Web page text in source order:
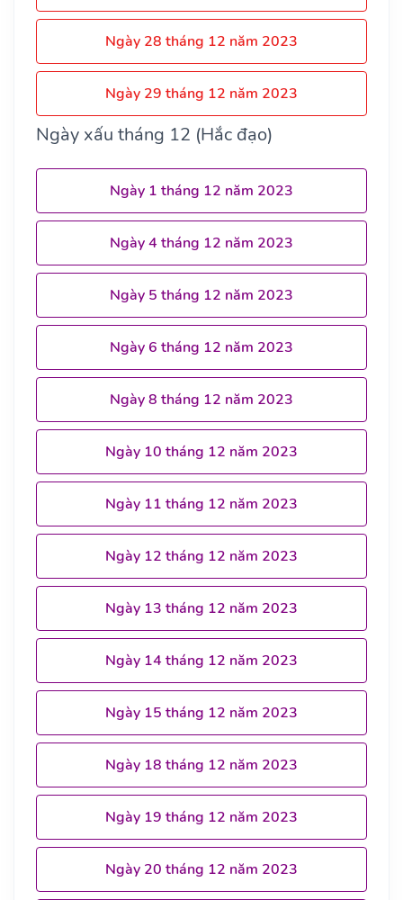
Ngày 28 tháng 12 năm 2023
Ngày 29 tháng 12 năm 2023
Ngày xấu tháng 12 (Hắc đạo)
Ngày 1 tháng 12 năm 2023
Ngày 4 tháng 12 năm 2023
Ngày 5 tháng 12 năm 2023
Ngày 6 tháng 12 năm 2023
Ngày 8 tháng 12 năm 2023
Ngày 10 tháng 12 năm 2023
Ngày 11 tháng 12 năm 2023
Ngày 12 tháng 12 năm 2023
Ngày 13 tháng 12 năm 2023
Ngày 14 tháng 12 năm 2023
Ngày 15 tháng 12 năm 2023
Ngày 18 tháng 12 năm 2023
Ngày 19 tháng 12 năm 2023
Ngày 20 tháng 12 năm 2023